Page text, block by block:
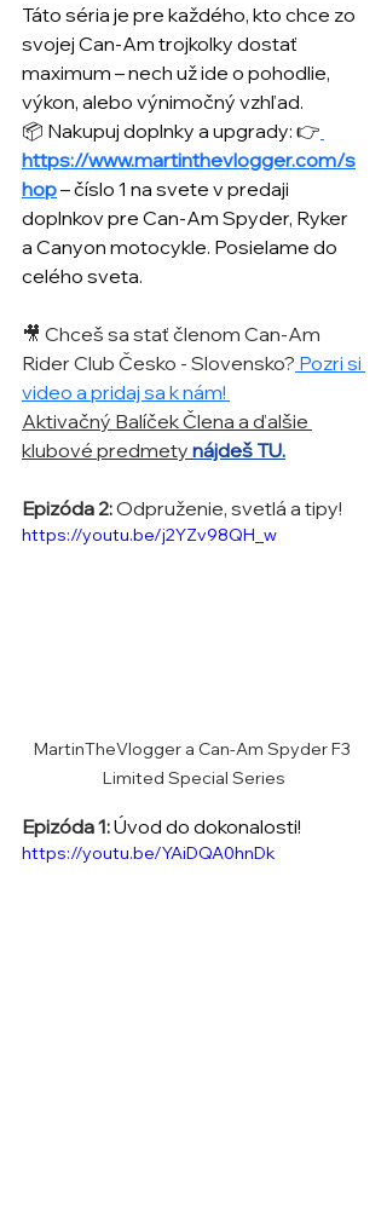
Táto séria je pre každého, kto chce zo
svojej Can-Am trojkolky dostať
maximum – nech už ide o pohodlie,
výkon, alebo výnimočný vzhľad.
📦 Nakupuj doplnky a upgrady: 👉
https://www.martinthevlogger.com/s
hop – číslo 1 na svete v predaji
doplnkov pre Can-Am Spyder, Ryker
a Canyon motocykle. Posielame do
celého sveta.
🎥 Chceš sa stať členom Can-Am
Rider Club Česko - Slovensko? Pozri si
video a pridaj sa k nám!
Aktivačný Balíček Člena a ďalšie
klubové predmety nájdeš TU.
Epizóda 2: Odpruženie, svetlá a tipy!
https://youtu.be/j2YZv98QH_w
MartinTheVlogger a Can-Am Spyder F3
Limited Special Series
Epizóda 1: Úvod do dokonalosti!
https://youtu.be/YAiDQA0hnDk